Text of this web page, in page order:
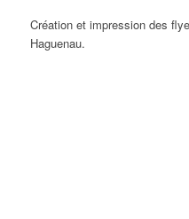
Création et impression des
Haguenau.